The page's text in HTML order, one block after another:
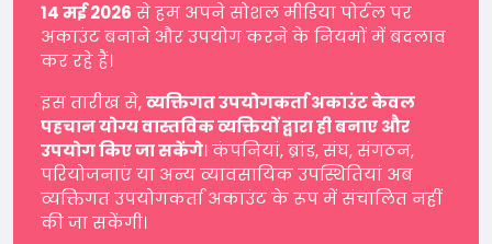
14 मई 2026 से हम अपने सोशल मीडिया पोर्टल पर
अकाउंट बनाने और उपयोग करने के नियमों में बदलाव
कर रहे हैं।
इस तारीख से,व्यक्तिगत उपयोगकर्ता अकाउंट केवल
पहचान योग्य वास्तविक व्यक्तियों द्वारा ही बनाए और
उपयोग किए जा सकेंगे। कंपनियां, ब्रांड, संघ, संगठन,
परियोजनाएं या अन्य व्यावसायिक उपस्थितियां अब
व्यक्तिगत उपयोगकर्ता अकाउंट के रूप में संचालित नहीं
की जा सकेंगी।